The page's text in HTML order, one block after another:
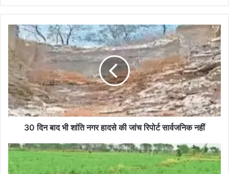
दिन
बाद
भी
शांति
नगर
हादसे
की
जांच
नहीं
30 दिन बाद भी शांति नगर हादसे की जांच रिपोर्ट सार्वजनिक नहीं
23
तक